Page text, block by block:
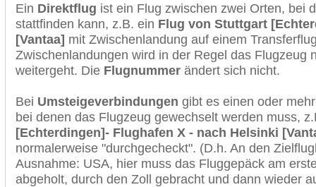
Ein Direktflug ist ein Flug zwischen zwei Orten, bei
stattfinden kann, z.B. ein Flug von Stuttgart
[Vantaa] mit Zwischenlandung auf einem
Zwischenlandungen wird in der Regel das Flugzeug
weitergeht. Die Flugnummer ändert sich nicht.
Bei Umsteigeverbindungen gibt es einen oder
bei denen das Flugzeug gewechselt werden muss,
[Echterdingen]- Flughafen X - nach Helsinki
normalerweise "durchgecheckt". (D.h. An den
Ausnahme: USA, hier muss das Fluggepäck am
abgeholt, durch den Zoll gebracht und dann wieder